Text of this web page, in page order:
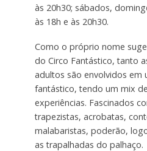
às 20h30; sábados,
às 18h e às 20h30.
Como o próprio nome
do Circo Fantástico, tanto
adultos são envolvidos em
fantástico, tendo um mix
experiências. Fascinados
trapezistas, acrobatas,
malabaristas, poderão,
as trapalhadas do palhaço.